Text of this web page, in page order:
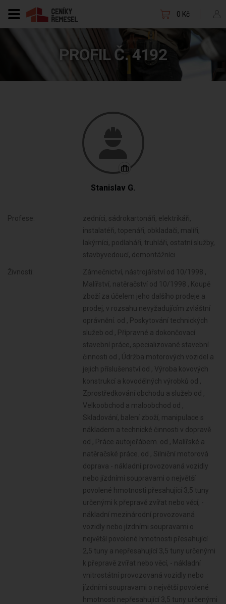
0 Kč
PROFIL Č. 4192
Stanislav G.
Profese:
zedníci, sádrokartonáři, elektrikáři,
instalatéři, topenáři, obkladači, malíři,
lakýrníci, podlaháři, truhláři, ostatní služby,
stavbyvedoucí, demontážníci
Živnosti:
Zámečnictví, nástrojářství od 10/1998 ,
Malířství, natěračství od 10/1998 , Koupě
zboží za účelem jeho dalšího prodeje a
prodej, v rozsahu nevyžadujícím zvláštní
oprávnění. od , Poskytování technických
služeb od , Přípravné a dokončovací
stavební práce, specializované stavební
činnosti od , Údržba motorových vozidel a
jejich příslušenství od , Výroba kovových
konstrukcí a kovodělných výrobků od ,
Zprostředkování obchodu a služeb od ,
Velkoobchod a maloobchod od ,
Skladování, balení zboží, manipulace s
nákladem a technické činnosti v dopravě
od , Práce autojeřábem. od , Malířské a
natěračské práce. od , Silniční motorová
doprava - nákladní provozovaná vozidly
nebo jízdními soupravami o největší
povolené hmotnosti přesahující 3,5 tuny
určenými k přepravě zvířat nebo věcí, -
nákladní mezinárodní provozovaná
vozidly nebo jízdními soupravami o
největší povolené hmotnosti přesahující
2,5 tuny a nepřesahující 3,5 tuny určenými
k přepravě zvířat nebo věcí, - nákladní
vnitrostátní provozovaná vozidly nebo
jízdními soupravami o největší povolené
hmotnosti nepřesahující 3,5 tuny určenými